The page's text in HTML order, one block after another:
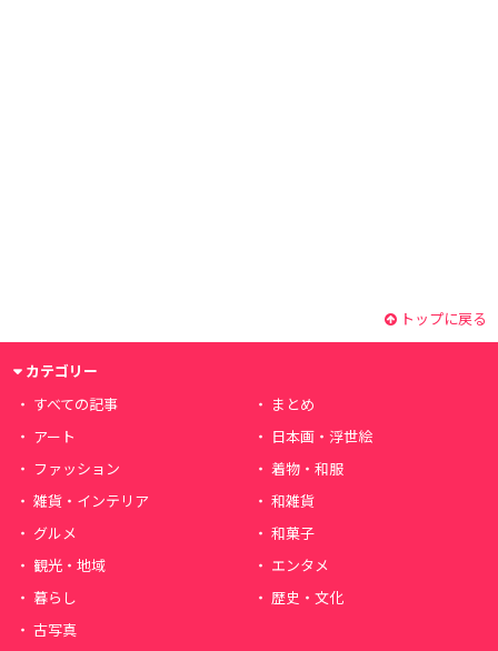
トップに戻る
カテゴリー
すべての記事
まとめ
アート
日本画・浮世絵
ファッション
着物・和服
雑貨・インテリア
和雑貨
グルメ
和菓子
観光・地域
エンタメ
暮らし
歴史・文化
古写真